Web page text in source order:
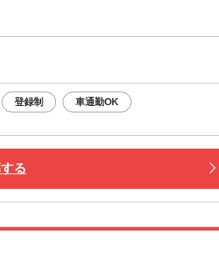
登録制 車通勤OK
る